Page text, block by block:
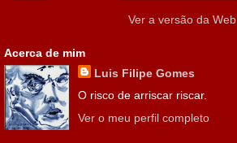
Ver a versão da Web
Acerca de mim
Luis Filipe Gomes
O risco de arriscar riscar.
Ver o meu perfil completo